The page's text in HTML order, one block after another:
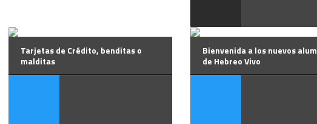
Tarjetas de Crédito, benditas o
malditas
Bienvenida a los nuevos
de Hebreo Vivo